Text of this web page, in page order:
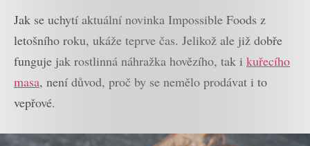
Jak se uchytí aktuální novinka Impossible Foods z
letošního roku, ukáže teprve čas. Jelikož ale již dobře
funguje jak rostlinná náhražka hovězího, tak i kuřecího
masa, není důvod, proč by se nemělo prodávat i to
vepřové.